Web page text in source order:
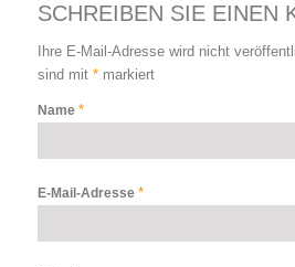
SCHREIBEN SIE EINEN
Ihre E-Mail-Adresse wird nicht
sind mit *markiert
Name *
E-Mail-Adresse *